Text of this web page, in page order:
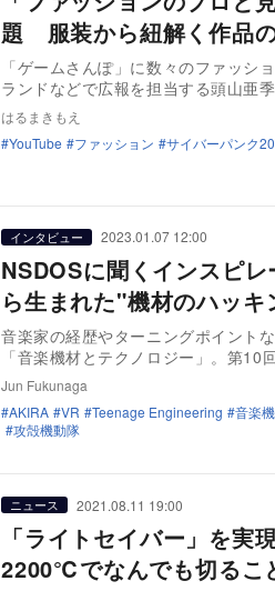
題 服装から紐解く作品
「ゲームさんぽ」に数々のファッシ
ランドなどで広報を担当する頭山亜
はるまきもえ
YouTube
ファッション サイバーパンク
インタビュー 2023.01.07 12:00
NSDOSに聞くインスピ
ら生まれた"機材のハッ
音楽家の経歴やターニングポイント
「音楽機材とテクノロジー」。第
Jun Fukunaga
AKIRA
VR Teenage Engineering 音楽
攻殻機動隊
ニュース 2021.08.11 19:00
「ライトセイバー」を
2200℃でなんでも切るこ